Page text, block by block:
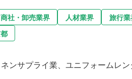
商社・卸売業界 人材業界 旅行
ンサプライ業、ユニフォームレ